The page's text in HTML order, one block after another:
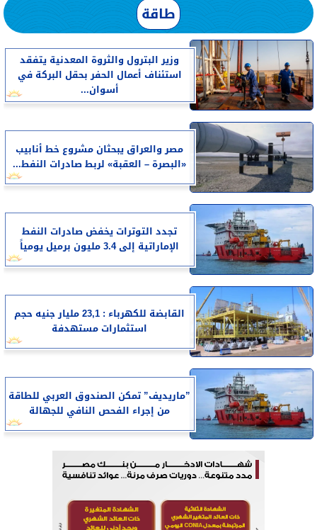
طاقة
وزير البترول والثروة المعدنية يتفقد
استئناف أعمال الحفر بحقل البركة في
أسوان...
مصر والعراق يبحثان مشروع خط أنابيب
«البصرة – العقبة» لربط صادرات النفط...
تجدد التوترات يخفض صادرات النفط
الإماراتية إلى 3.4 مليون برميل يومياً
القابضة للكهرباء : 23,1 مليار جنيه حجم
استثمارات مستهدفة
”ماريديف” تمكن الصندوق العربي للطاقة
من إجراء الفحص النافي للجهالة